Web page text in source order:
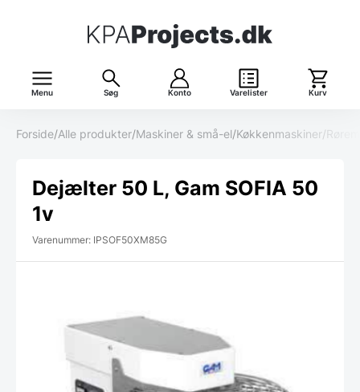
Menu Søg Konto Varelister Kurv
Forside/Alle produkter/Maskiner & små-el/Køkkenmaskiner/
Dejælter 50 L, Gam SOFIA 50
1v
Varenummer: IPSOF50XM85G